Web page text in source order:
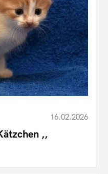
16.02.2026
,,